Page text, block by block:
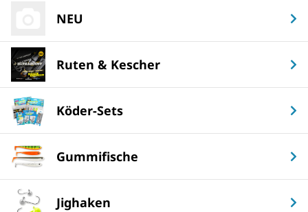
NEU
Ruten & Kescher
Köder-Sets
Gummifische
Jighaken